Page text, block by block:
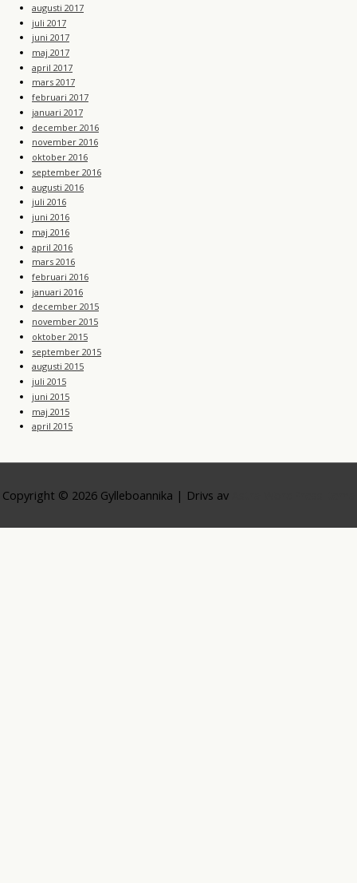
augusti 2017
juli 2017
juni 2017
maj 2017
april 2017
mars 2017
februari 2017
januari 2017
december 2016
november 2016
oktober 2016
september 2016
augusti 2016
juli 2016
juni 2016
maj 2016
april 2016
mars 2016
februari 2016
januari 2016
december 2015
november 2015
oktober 2015
september 2015
augusti 2015
juli 2015
juni 2015
maj 2015
april 2015
Copyright © 2026 Gylleboannika | Drivs av